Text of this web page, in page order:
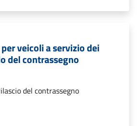
veicoli a servizio dei
del contrassegno
del contrassegno